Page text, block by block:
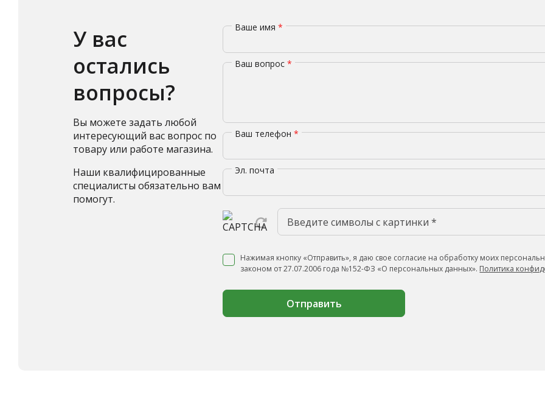
У вас
остались
вопросы?
Вы можете задать любой
интересующий вас вопрос по
товару или работе магазина.
Наши квалифицированные
специалисты обязательно вам
помогут.
Ваше имя*
Ваш вопрос*
Ваш телефон*
Эл. почта
Нажимая кнопку «Отправить», я даю свое согласие на обработку моих
законом от 27.07.2006 года №152-ФЗ «О персональных данных». Политика
Отправить